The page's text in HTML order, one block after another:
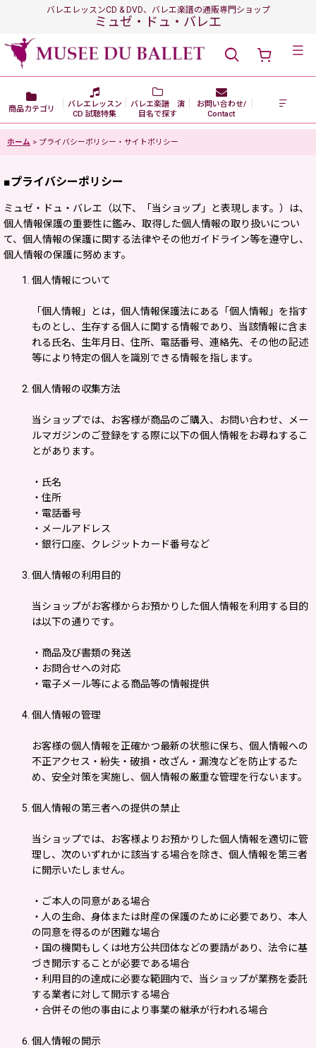
バレエレッスンCD & DVD、バレエ楽譜の通販専門ショップ
ミュゼ・ドュ・バレエ
商品カテゴリ
バレエレッスン
CD 試聴特集
バレエ楽譜 演
目名で探す
お問い合わせ/
Contact
ホーム > プライバシーポリシー・サイトポリシー
■プライバシーポリシー
ミュゼ・ドュ・バレエ（以下、「当ショップ」と表現します。）は、
個人情報保護の重要性に鑑み、取得した個人情報の取り扱いについ
て、個人情報の保護に関する法律やその他ガイドライン等を遵守し、
個人情報の保護に努めます。
個人情報について
「個人情報」とは，個人情報保護法にある「個人情報」を指す
ものとし、生存する個人に関する情報であり、当該情報に含ま
れる氏名、生年月日、住所、電話番号、連絡先、その他の記述
等により特定の個人を識別できる情報を指します。
個人情報の収集方法
当ショップでは、お客様が商品のご購入、お問い合わせ、メー
ルマガジンのご登録をする際に以下の個人情報をお尋ねするこ
とがあります。
・氏名
・住所
・電話番号
・メールアドレス
・銀行口座、クレジットカード番号など
個人情報の利用目的
当ショップがお客様からお預かりした個人情報を利用する目的
は以下の通りです。
・商品及び書類の発送
・お問合せへの対応
・電子メール等による商品等の情報提供
個人情報の管理
お客様の個人情報を正確かつ最新の状態に保ち、個人情報への
不正アクセス・紛失・破損・改ざん・漏洩などを防止するた
め、安全対策を実施し、個人情報の厳重な管理を行ないます。
個人情報の第三者への提供の禁止
当ショップでは、お客様よりお預かりした個人情報を適切に管
理し、次のいずれかに該当する場合を除き、個人情報を第三者
に開示いたしません。
・ご本人の同意がある場合
・人の生命、身体または財産の保護のために必要であり、本人
の同意を得るのが困難な場合
・国の機関もしくは地方公共団体などの要請があり、法令に基
づき開示することが必要である場合
・利用目的の達成に必要な範囲内で、当ショップが業務を委託
する業者に対して開示する場合
・合併その他の事由により事業の継承が行われる場合
個人情報の開示